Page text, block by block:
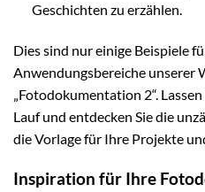
Geschichten zu erzählen.
Dies sind nur einige Beispiele
Anwendungsbereiche unserer
„Fotodokumentation 2“.
Lauf und entdecken Sie die
die Vorlage für Ihre Projekte
Inspiration für Ihre